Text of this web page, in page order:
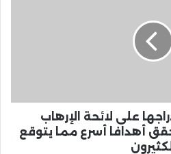
على لائحة الإرهاب
أهدافا أسرع مما يتوقع
الكثيرون